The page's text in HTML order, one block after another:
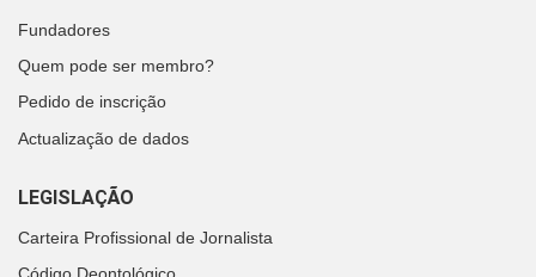
Fundadores
Quem pode ser membro?
Pedido de inscrição
Actualização de dados
LEGISLAÇÃO
Carteira Profissional de Jornalista